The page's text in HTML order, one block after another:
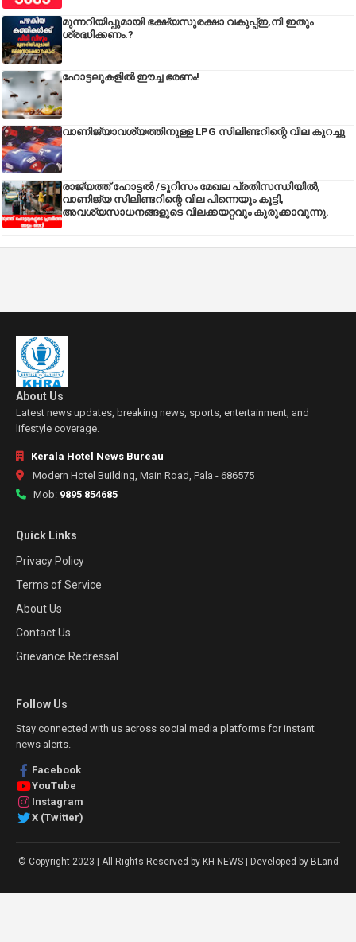
മുന്നറിയിപ്പുമായി ഭക്ഷ്യസുരക്ഷാ വകുപ്പ്ഇ,നി ഇതും
ശ്രദ്ധിക്കണം.?
ഹോട്ടലുകളിൽ ഈച്ച ഭരണം!
വാണിജ്യാവശ്യത്തിനുള്ള LPG സിലിണ്ടറിന്റെ വില കുറച്ചു
രാജ്യത്ത് ഹോട്ടൽ /ടൂറിസം മേഖല പ്രതിസന്ധിയിൽ,
വാണിജ്യ സിലിണ്ടറിന്റെ വില പിന്നെയും കൂട്ടി,
അവശ്യസാധനങ്ങളുടെ വിലക്കയറ്റവും കുരുക്കാവുന്നു.
About Us
Latest news updates, breaking news, sports, entertainment, and
lifestyle coverage.
Kerala Hotel News Bureau
Modern Hotel Building, Main Road, Pala - 686575
Mob: 9895 854685
Quick Links
Privacy Policy
Terms of Service
About Us
Contact Us
Grievance Redressal
Follow Us
Stay connected with us across social media platforms for instant
news alerts.
Facebook
YouTube
Instagram
X (Twitter)
© Copyright 2023 | All Rights Reserved by KH NEWS | Developed by BLand